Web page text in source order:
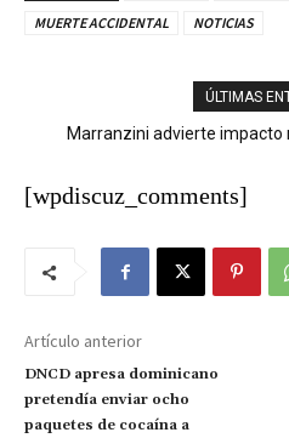
MUERTE ACCIDENTAL
NOTICIAS
ÚLTIMAS
Marranzini advierte impacto
[wpdiscuz_comments]
Artículo anterior
DNCD apresa dominicano
pretendía enviar ocho
paquetes de cocaína a